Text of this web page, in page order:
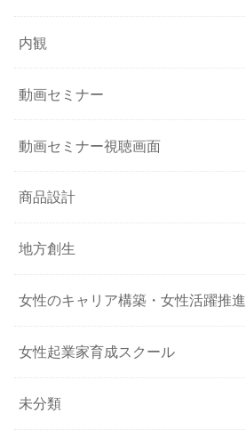
内観
動画セミナー
動画セミナー視聴画面
商品設計
地方創生
女性のキャリア構築・女性活躍推進
女性起業家育成スクール
未分類